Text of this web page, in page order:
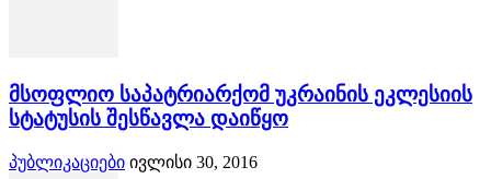
მსოფლიო საპატრიარქომ უკრაინის ეკლესიის
სტატუსის შესწავლა დაიწყო
პუბლიკაციები ივლისი 30, 2016